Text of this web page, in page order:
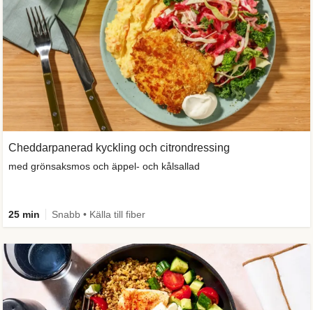
Cheddarpanerad kyckling och citrondressing
med grönsaksmos och äppel- och kålsallad
25 min Snabb • Källa till fiber